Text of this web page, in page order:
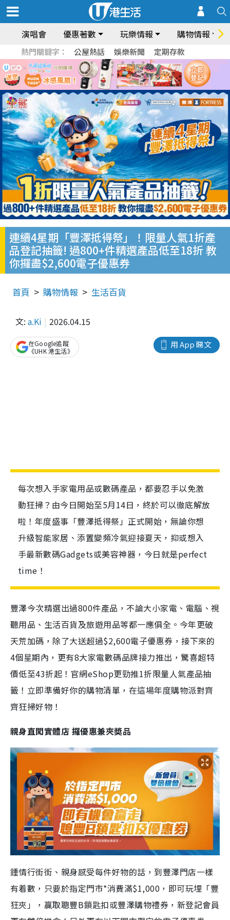
演唱會 優惠著數 玩樂情報 購物情報
熱門關鍵字： 公屋熱話 娛樂新聞 定期存款
連續4星期「豐澤抵得祭」！限量人氣1折產
品登記抽籤! 過800+件精選產品低至18折 教
你攞盡$2,600電子優惠券
首頁 購物情報 生活百貨
文: a.Ki 2026.04.15
用 App 睇文
在Google追蹤
《UHK 港生活》
每次想入手家電用品或數碼產品，都要忍手以免激
動狂掃？由今日開始至5月14日，終於可以徹底解放
啦！年度盛事「豐澤抵得祭」正式開始，無論你想
升級智能家居、添置變頻冷氣迎接夏天，抑或想入
手最新數碼Gadgets或美容神器，今日就是perfect
time！
豐澤今次精選出過800件產品，不論大小家電、電腦、視
聽用品、生活百貨及旅遊用品等都一應俱全。今年更破
天荒加碼，除了大送超過$2,600電子優惠券，接下來的
4個星期內，更有8大家電數碼品牌接力推出，驚喜超特
價低至43折起！官網eShop更勁推1折限量人氣產品抽
籤！立即準備好你的購物清單，在這場年度購物派對齊
齊狂掃好物！
親身直闖實體店 攞優惠兼夾奬品
鍾情行街街、親身感受每件好物的話，到豐澤門店一樣
有着數，只要於指定門市*消費滿$1,000，即可玩埋「豐
狂夾」，贏取聰豐B鎖匙扣或豐澤購物禮券，新登記會員